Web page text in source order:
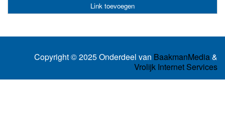
Link toevoegen
Copyright © 2025 Onderdeel van BaakmanMedia&
Vrolijk Internet Services